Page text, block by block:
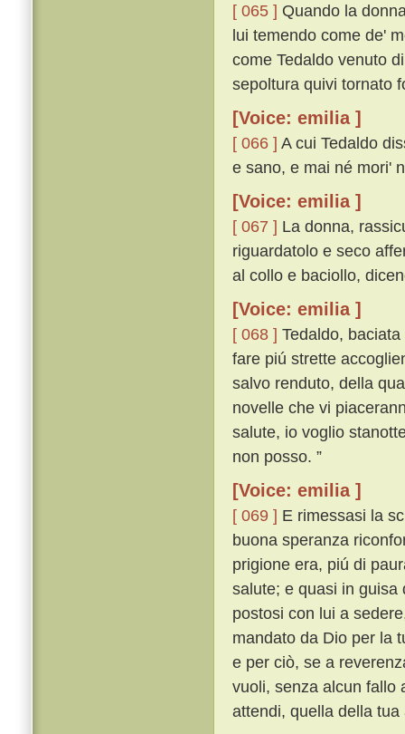
[ 065 ] Quando la
lui temendo come de'
come Tedaldo venuto
sepoltura quivi tornato
[Voice: emilia ]
[ 066 ] A cui Tedaldo
e sano, e mai né mori'
[Voice: emilia ]
[ 067 ] La donna,
riguardatolo e seco
al collo e baciollo,
[Voice: emilia ]
[ 068 ] Tedaldo,
fare piú strette
salvo renduto, della
novelle che vi
salute, io voglio
non posso. ”
[Voice: emilia ]
[ 069 ] E rimessasi la
buona speranza
prigione era, piú di
salute; e quasi in guisa
postosi con lui a
mandato da Dio per la
e per ciò, se a
vuoli, senza alcun fallo
attendi, quella della tua